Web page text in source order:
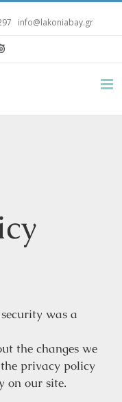
info@lakoniabay.gr
was a
the changes we
privacy policy
on our site.